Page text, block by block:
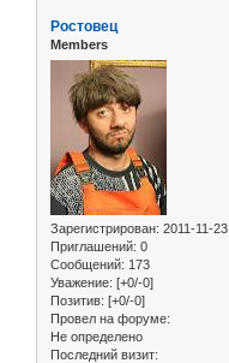
Ростовец
Members
Зарегистрирован: 2011-11-23
Приглашений: 0
Сообщений: 173
Уважение: [+0/-0]
Позитив: [+0/-0]
Провел на форуме:
Не определено
Последний визит: